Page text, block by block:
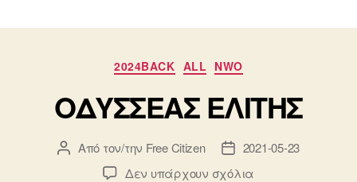
Κατηγορίες
2024BACK ALL NWO
ΟΔΥΣΣΕΑΣ ΕΛΙΤΗΣ
Συντάκτης
άρθρου
Από τον/την Free Citizen
Ημ.
δημοσίευσης
2021-05-23
Δεν υπάρχουν σχόλια